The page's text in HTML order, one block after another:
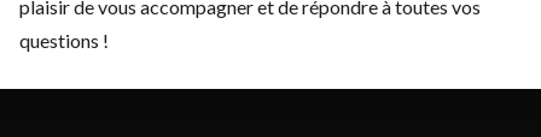
plaisir de vous accompagner et de répondre à toutes vos
questions !